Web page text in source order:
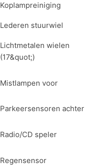
Koplampreiniging
Lederen stuurwiel
Lichtmetalen wielen
(17&quot;)
Mistlampen voor
Parkeersensoren achter
Radio/CD speler
Regensensor